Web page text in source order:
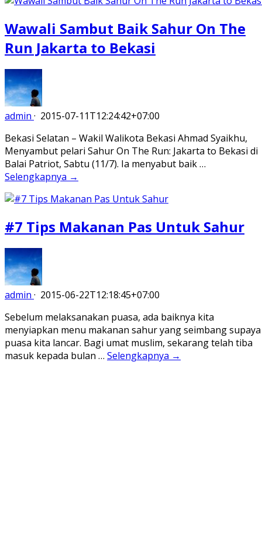
Wawali Sambut Baik Sahur On The
Run Jakarta to Bekasi
admin · 2015-07-11T12:24:42+07:00
Bekasi Selatan – Wakil Walikota Bekasi Ahmad Syaikhu,
Menyambut pelari Sahur On The Run: Jakarta to Bekasi di
Balai Patriot, Sabtu (11/7). Ia menyabut baik …
Selengkapnya →
#7 Tips Makanan Pas Untuk Sahur
admin · 2015-06-22T12:18:45+07:00
Sebelum melaksanakan puasa, ada baiknya kita
menyiapkan menu makanan sahur yang seimbang supaya
puasa kita lancar. Bagi umat muslim, sekarang telah tiba
masuk kepada bulan … Selengkapnya →